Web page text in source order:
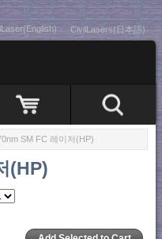
CivilLasers(日本語)
SM FC 레이저(HP)
(HP)